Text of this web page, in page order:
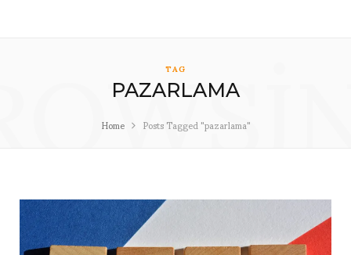
TAG
PAZARLAMA
Home Posts Tagged "pazarlama"